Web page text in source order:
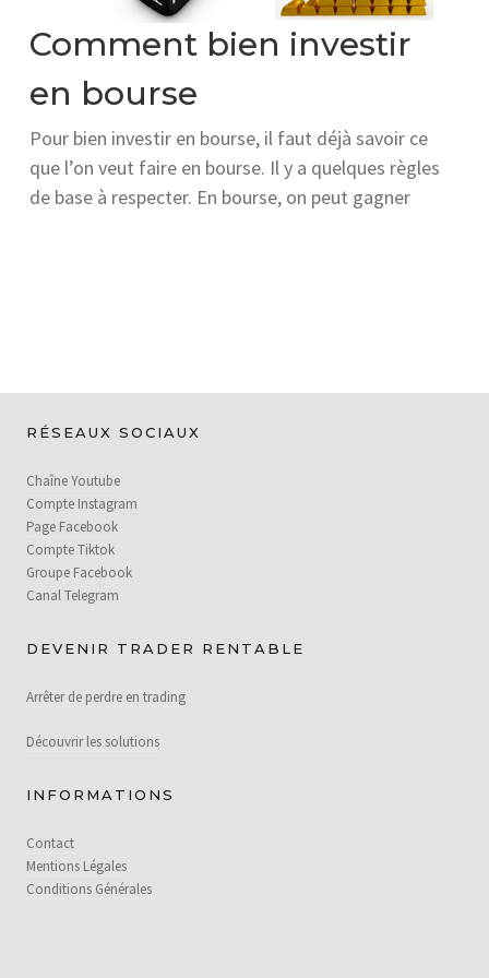
Comment bien investir
en bourse
Pour bien investir en bourse, il faut déjà savoir ce
que l’on veut faire en bourse. Il y a quelques règles
de base à respecter. En bourse, on peut gagner
RÉSEAUX SOCIAUX
Chaîne Youtube
Compte Instagram
Page Facebook
Compte Tiktok
Groupe Facebook
Canal Telegram
DEVENIR TRADER RENTABLE
Arrêter de perdre en trading
Découvrir les solutions
INFORMATIONS
Contact
Mentions Légales
Conditions Générales